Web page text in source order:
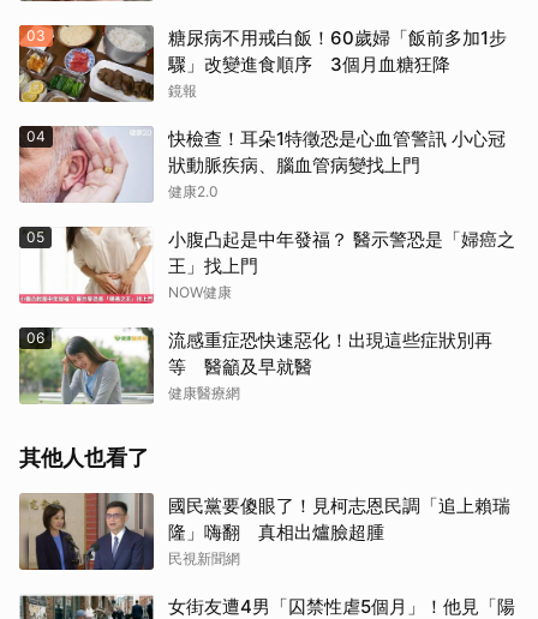
03
糖尿病不用戒白飯！60歲婦「飯前多加1步
驟」改變進食順序 3個月血糖狂降
鏡報
04
快檢查！耳朵1特徵恐是心血管警訊 小心冠
狀動脈疾病、腦血管病變找上門
健康2.0
05
小腹凸起是中年發福？ 醫示警恐是「婦癌之
王」找上門
NOW健康
06
流感重症恐快速惡化！出現這些症狀別再
等 醫籲及早就醫
健康醫療網
其他人也看了
國民黨要傻眼了！見柯志恩民調「追上賴瑞
隆」嗨翻 真相出爐臉超腫
民視新聞網
女街友遭4男「囚禁性虐5個月」！他見「陽